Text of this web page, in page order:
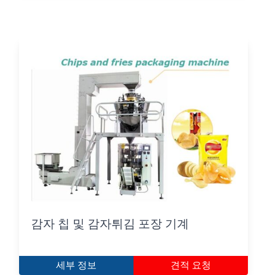
감자 칩 및 감자튀김 포장 기계
세부 정보 견적 요청